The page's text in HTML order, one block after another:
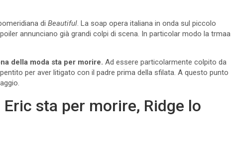
di Beautiful . La soap opera italiana in onda sul piccolo
annunciano già grandi colpi di scena. In particolar modo la trmaa
della moda sta per morire. Ad essere particolarmente colpito da
per aver litigato con il padre prima della sfilata. A questo punto
sta per morire, Ridge lo